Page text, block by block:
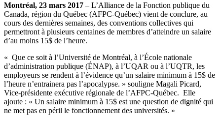
Montréal, 23 mars 2017 – L’Alliance de la Fonction publique du
Canada, région du Québec (AFPC-Québec) vient de conclure, au
cours des dernières semaines, des conventions collectives qui
permettront à plusieurs centaines de membres d’atteindre un salaire
d’au moins 15$ de l’heure.
« Que ce soit à l’Université de Montréal, à l’École nationale
d’administration publique (ÉNAP), à l’UQAR ou à l’UQTR, les
employeurs se rendent à l’évidence qu’un salaire minimum à 15$ de
l’heure n’entrainera pas l’apocalypse. » souligne Magali Picard,
Vice-présidente exécutive régionale de l’AFPC-Québec. Elle
ajoute : « Un salaire minimum à 15$ est une question de dignité qui
ne met pas en péril le fonctionnement des universités. »